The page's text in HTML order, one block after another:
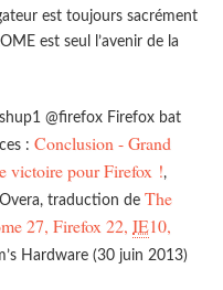
est toujours sacrément
est seul l’avenir de la
@firefox Firefox bat
:Conclusion - Grand
victoire pour Firefox !,
traduction deThe
27, Firefox 22,IE10,
Hardware (30 juin 2013)